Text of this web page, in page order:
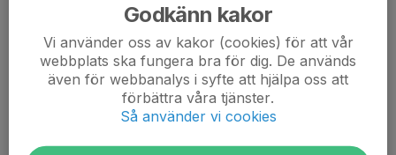
Godkänn kakor
Vi använder oss av kakor (cookies) för att vår
webbplats ska fungera bra för dig. De används
även för webbanalys i syfte att hjälpa oss att
förbättra våra tjänster.
Så använder vi cookies